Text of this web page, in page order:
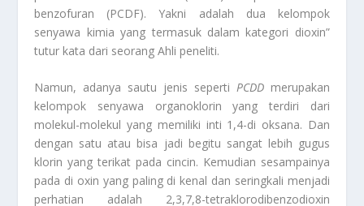
benzofuran (PCDF). Yakni adalah dua kelompok
senyawa kimia yang termasuk dalam kategori dioxin”
tutur kata dari seorang Ahli peneliti.
Namun, adanya sautu jenis seperti PCDDmerupakan
kelompok senyawa organoklorin yang terdiri dari
molekul-molekul yang memiliki inti 1,4-di oksana. Dan
dengan satu atau bisa jadi begitu sangat lebih gugus
klorin yang terikat pada cincin. Kemudian sesampainya
pada di oxin yang paling di kenal dan seringkali menjadi
perhatian adalah 2,3,7,8-tetraklorodibenzodioxin